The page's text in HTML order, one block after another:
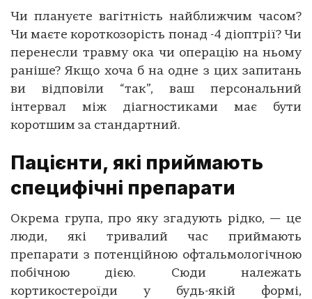
Чи плануєте вагітність найближчим часом?
Чи маєте короткозорість понад -4 діоптрії? Чи
перенесли травму ока чи операцію на ньому
раніше? Якщо хоча б на одне з цих запитань
ви відповіли “так”, ваш персональний
інтервал між діагностиками має бути
коротшим за стандартний.
Пацієнти, які приймають
специфічні препарати
Окрема група, про яку згадують рідко, — це
люди, які тривалий час приймають
препарати з потенційною офтальмологічною
побічною дією. Сюди належать
кортикостероїди у будь-якій формі,